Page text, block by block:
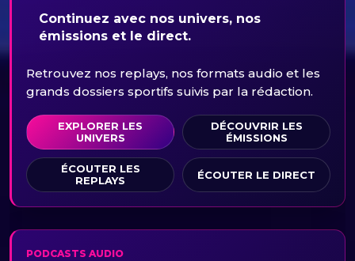
Continuez avec nos univers, nos
émissions et le direct.
Retrouvez nos replays, nos formats audio et les
grands dossiers sportifs suivis par la rédaction.
EXPLORER LES
UNIVERS
DÉCOUVRIR LES
ÉMISSIONS
ÉCOUTER LES
REPLAYS
ÉCOUTER LE DIRECT
PODCASTS AUDIO